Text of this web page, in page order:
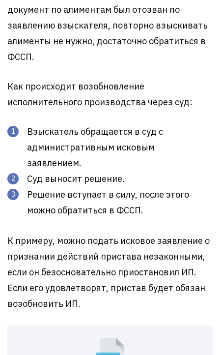
документ по алиментам был отозван по
заявлению взыскателя, повторно взыскивать
алименты не нужно, достаточно обратиться в
ФССП.
Как происходит возобновление
исполнительного производства через суд:
Взыскатель обращается в суд с
административным исковым
заявлением.
Суд выносит решение.
Решение вступает в силу, после этого
можно обратиться в ФССП.
К примеру, можно подать исковое заявление о
признании действий пристава незаконными,
если он безосновательно приостановил ИП.
Если его удовлетворят, пристав будет обязан
возобновить ИП.